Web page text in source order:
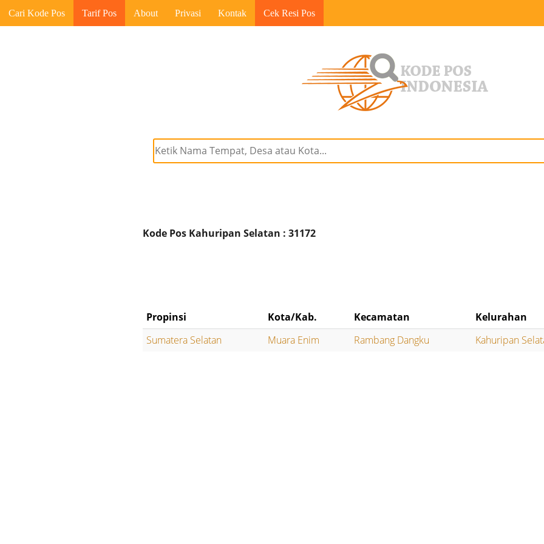
Cari Kode Pos Tarif Pos About Privasi Kontak Cek Resi Pos
Kode Pos Kahuripan Selatan : 31172
Propinsi Kota/Kab. Kecamatan
Kelurahan
Sumatera Selatan
Muara Enim Rambang Dangku Kahuripan